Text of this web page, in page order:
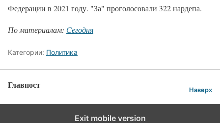
Федерации в 2021 году. "За" проголосовали 322 нардепа.
По материалам: Сегодня
Категории: Политика
Главпост Наверх
Exit mobile version